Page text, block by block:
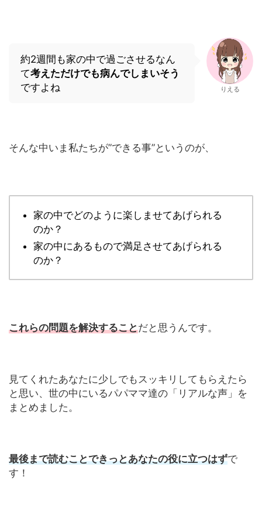
約2週間も家の中で過ごさせるなん
て考えただけでも病んでしまいそう
ですよね
りえる
そんな中いま私たちが”できる事”というのが、
家の中でどのように楽しませてあげられる
のか？
家の中にあるもので満足させてあげられる
のか？
これらの問題を解決することだと思うんです。
見てくれたあなたに少しでもスッキリしてもらえたら
と思い、世の中にいるパパママ達の「リアルな声」を
まとめました。
最後まで読むことできっとあなたの役に立つはずで
す！